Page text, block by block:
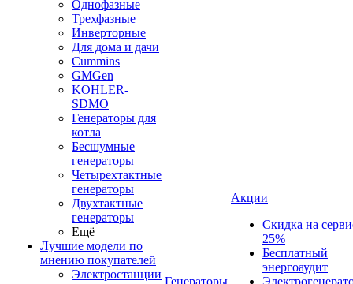
Однофазные
Трехфазные
Инверторные
Для дома и дачи
Cummins
GMGen
KOHLER-
SDMO
Генераторы для
котла
Бесшумные
генераторы
Четырехтактные
генераторы
Двухтактные
генераторы
Ещё
Лучшие модели по
мнению покупателей
Электростанции
Генераторы
Акции
Скидка на
25%
Бесплатный
энергоаудит